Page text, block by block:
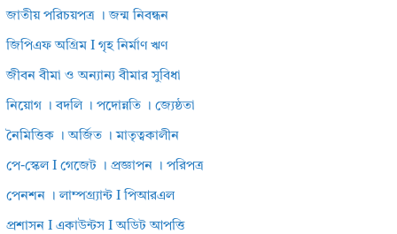
জাতীয় পরিচয়পত্র । জন্ম নিবন্ধন
জিপিএফ অগ্রিম I গৃহ নির্মাণ ঋণ
জীবন বীমা ও অন্যান্য বীমার সুবিধা
নিয়োগ । বদলি । পদোন্নতি । জ্যেষ্ঠতা
নৈমিত্তিক । অর্জিত । মাতৃত্বকালীন
পে-স্কেল I গেজেট । প্রজ্ঞাপন । পরিপত্র
পেনশন । লাম্পগ্র্যান্ট I পিআরএল
প্রশাসন I একাউন্টস I অডিট আপত্তি